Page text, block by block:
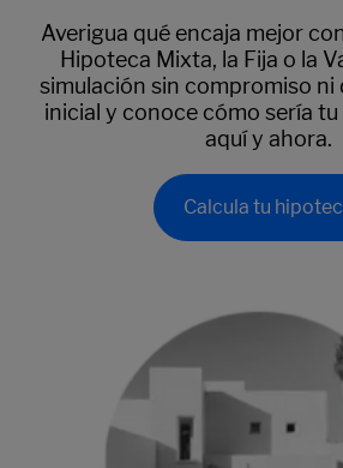
Averigua qué encaja mejor
Hipoteca Mixta, la Fija o la
simulación sin compromiso
inicial y conoce cómo sería
aquí y ahora.
Calcula tu